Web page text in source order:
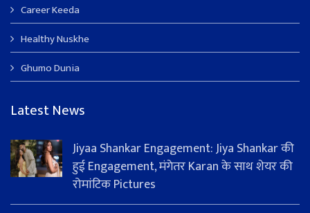
Career Keeda
Healthy Nuskhe
Ghumo Dunia
Latest News
Jiyaa Shankar Engagement: Jiya Shankar की
हुई Engagement, मंगेतर Karan के साथ शेयर की
रोमांटिक Pictures